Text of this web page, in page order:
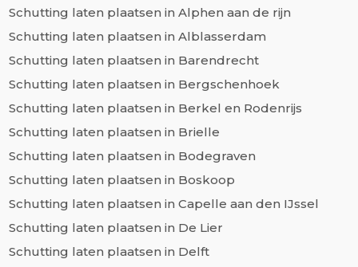
Schutting laten plaatsen in Alphen aan de rijn
Schutting laten plaatsen in Alblasserdam
Schutting laten plaatsen in Barendrecht
Schutting laten plaatsen in Bergschenhoek
Schutting laten plaatsen in Berkel en Rodenrijs
Schutting laten plaatsen in Brielle
Schutting laten plaatsen in Bodegraven
Schutting laten plaatsen in Boskoop
Schutting laten plaatsen in Capelle aan den IJssel
Schutting laten plaatsen in De Lier
Schutting laten plaatsen in Delft